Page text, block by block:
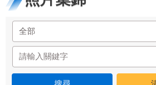
路網簡介
路網規劃
規劃中
捷運紫線
興建中
公聽會與說明會
政府資訊公開
局長信箱
禁限建專區
交流互動
照片集錦
關於我們